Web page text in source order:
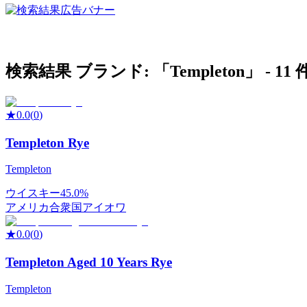
検索結果 ブランド: 「 Templeton 」 - 11
★0.0(0)
Templeton Rye
Templeton
ウイスキー45.0%
アメリカ合衆国アイオワ
★0.0(0)
Templeton Aged 10 Years Rye
Templeton